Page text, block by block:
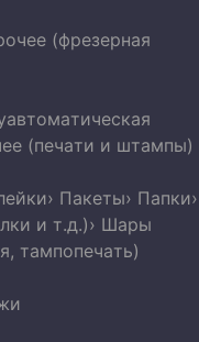
(фрезерная
(печати и штампы)
› Пакеты› Папки›
и т.д.)› Шары
тампопечать)